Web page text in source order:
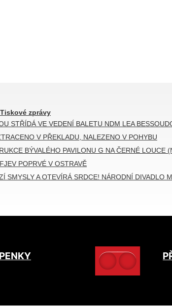
zprávy
STŘÍDÁ VE VEDENÍ BALETU NDM LEA
V PŘEKLADU, NALEZENO V POHYBU
BÝVALÉHO PAVILONU G NA ČERNÉ
POPRVÉ V OSTRAVĚ
SMYSLY A OTEVÍRÁ SRDCE! NÁRODNÍ DIVADLO